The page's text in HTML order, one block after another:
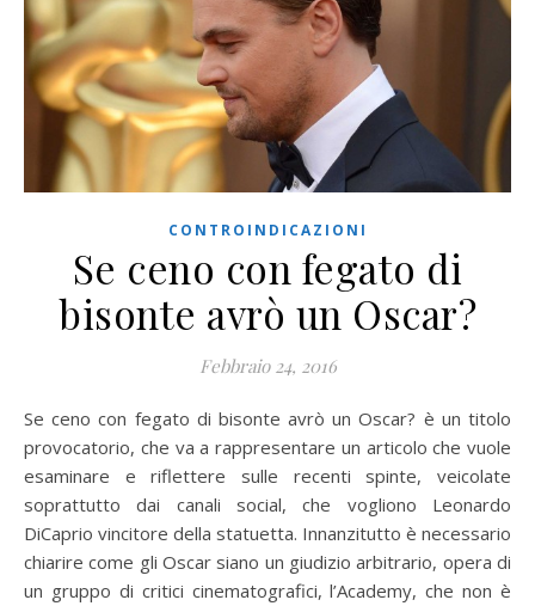
CONTROINDICAZIONI
Se ceno con fegato di
bisonte avrò un Oscar?
Febbraio 24, 2016
Se ceno con fegato di bisonte avrò un Oscar? è un titolo
provocatorio, che va a rappresentare un articolo che vuole
esaminare e riflettere sulle recenti spinte, veicolate
soprattutto dai canali social, che vogliono Leonardo
DiCaprio vincitore della statuetta. Innanzitutto è necessario
chiarire come gli Oscar siano un giudizio arbitrario, opera di
un gruppo di critici cinematografici, l’Academy, che non è